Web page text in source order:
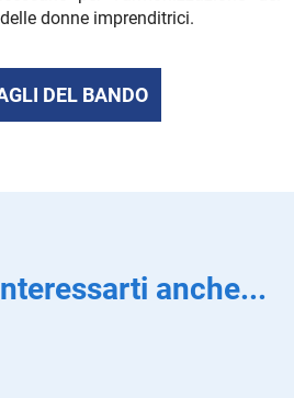
donne imprenditrici.
DEL BANDO
anche...